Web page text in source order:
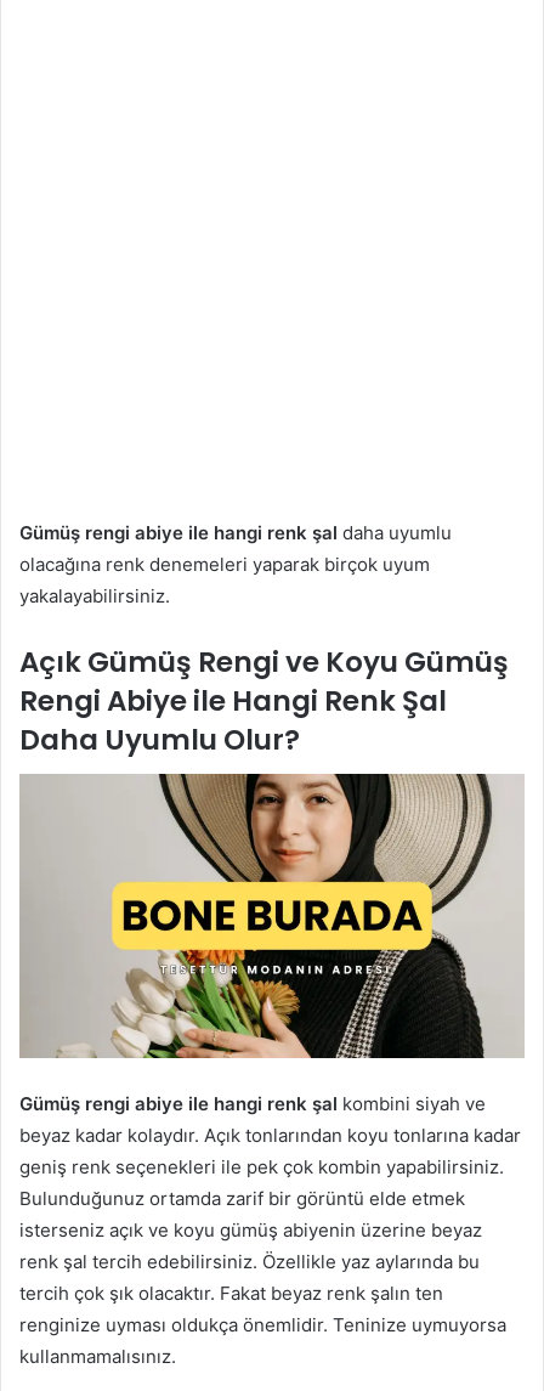
Gümüş rengi abiye ile hangi renk şal daha uyumlu
olacağına renk denemeleri yaparak birçok uyum
yakalayabilirsiniz.
Açık Gümüş Rengi ve Koyu Gümüş
Rengi Abiye ile Hangi Renk Şal
Daha Uyumlu Olur?
Gümüş rengi abiye ile hangi renk şal kombini siyah ve
beyaz kadar kolaydır. Açık tonlarından koyu tonlarına kadar
geniş renk seçenekleri ile pek çok kombin yapabilirsiniz.
Bulunduğunuz ortamda zarif bir görüntü elde etmek
isterseniz açık ve koyu gümüş abiyenin üzerine beyaz
renk şal tercih edebilirsiniz. Özellikle yaz aylarında bu
tercih çok şık olacaktır. Fakat beyaz renk şalın ten
renginize uyması oldukça önemlidir. Teninize uymuyorsa
kullanmamalısınız.